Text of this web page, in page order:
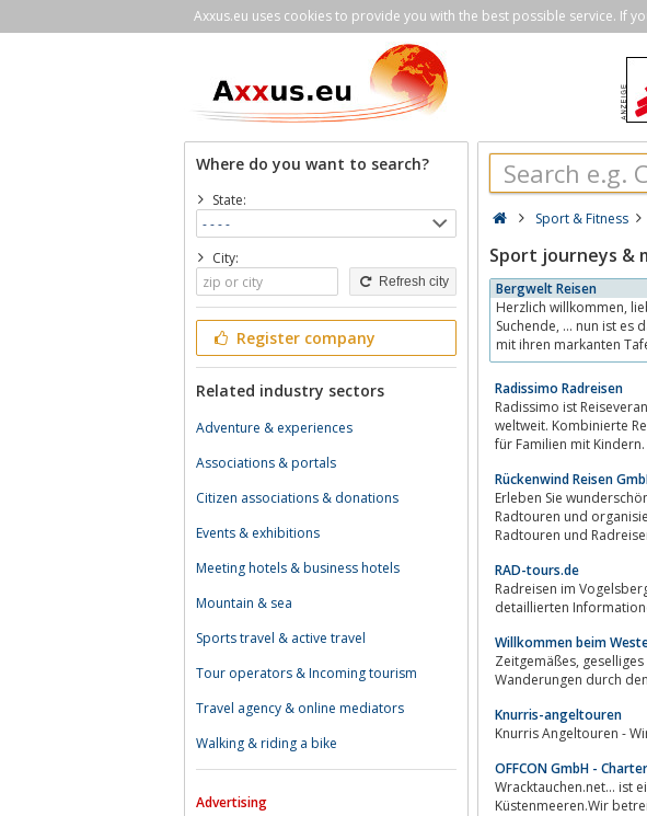
Axxus.eu uses cookies to provide you with the best possible service. If
Where do you want to search?
State:
City:
Refresh city
Register company
Related industry sectors
Adventure & experiences
Associations & portals
Citizen associations & donations
Events & exhibitions
Meeting hotels & business hotels
Mountain & sea
Sports travel & active travel
Tour operators & Incoming tourism
Travel agency & online mediators
Walking & riding a bike
Advertising
Sport & Fitness
Sport journeys &
Bergwelt Reisen
Herzlich willkommen, liebe Wanderfreunde, Wintersportler, Naturliebhaber, Ruhe - und Erholungs -
Suchende, ... nun ist es da, unser neues Angebot an Reisezielen!Angefangen von der Sächsischen Schweiz
mit ihren markanten Tafelbergen, freistehenden Kletterfelsen und
Schluchten, über...
Radissimo Radreisen
Radissimo ist
weltweit. Kombinierte Reisen mit Rad und Schiff, E-Bike,
für Familien mit
Rückenwind Reisen
Erleben Sie
Radtouren und
Radtouren und
RAD-tours.de
Radreisen im Vogelsberg, Fahrradreisen mit Gepäcktransport sowie Wochenendtouren mit und ohne
Willkommen beim
Zeitgemäßes, geselliges und naturverbundenes Wandern gehört zu den Hauptaufgaben. Der Hauptverein bietet mehrtägige
Knurris-angeltouren
Knurris Angeltouren -
OFFCON GmbH -
Wracktauchen.net... ist
Küstenmeeren.Wir betreiben zu diesem